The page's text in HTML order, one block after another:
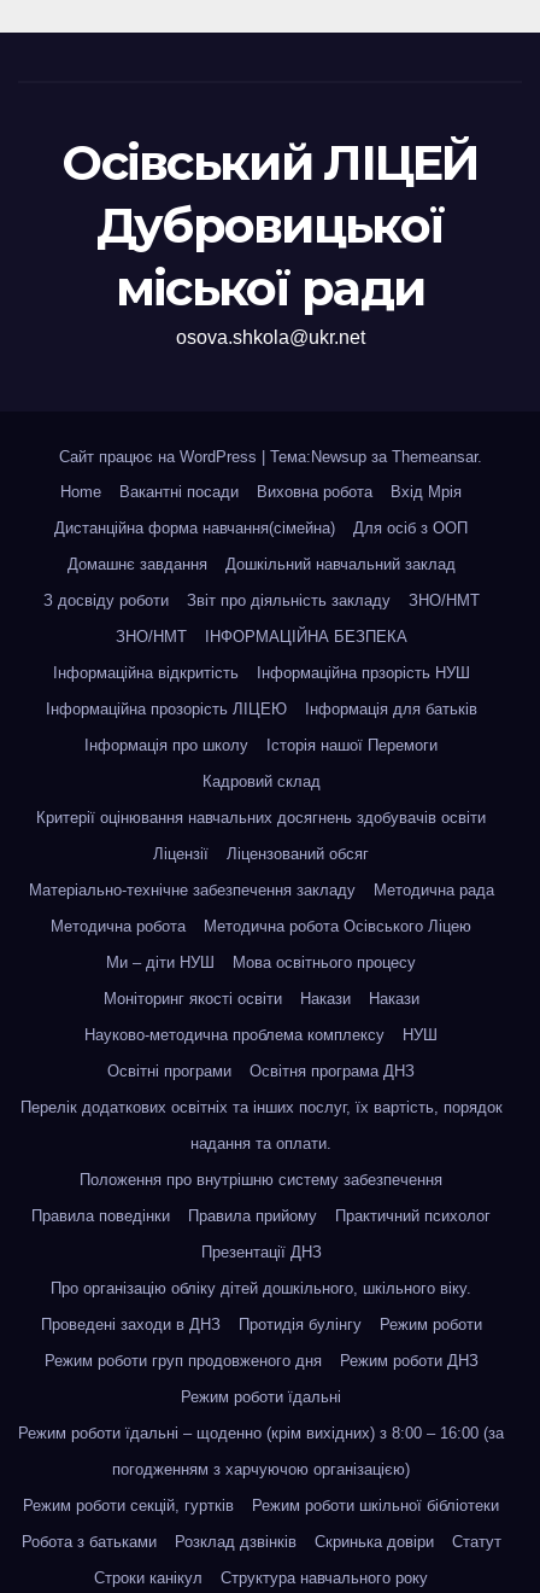
Осівський ЛІЦЕЙ
Дубровицької
міської ради
osova.shkola@ukr.net
Сайт працює на WordPress Тема:Newsup за Themeansar.
Home
Вакантні посади Виховна робота
Вхід Мрія
Дистанційна форма навчання(сімейна)
Для осіб з ООП
Домашнє завдання
Дошкільний навчальний заклад
З досвіду роботи
Звіт про діяльність закладу
ЗНО/НМТ
ЗНО/НМТ
ІНФОРМАЦІЙНА БЕЗПЕКА
Інформаційна відкритість
Інформаційна прзорість НУШ
Інформаційна прозорість ЛІЦЕЮ
Інформація для батьків
Інформація про школу
Історія нашої Перемоги
Кадровий склад
Критерії оцінювання навчальних досягнень здобувачів освіти
Ліцензії
Ліцензований обсяг
Матеріально-технічне забезпечення закладу
Методична рада
Методична робота
Методична робота Осівського Ліцею
Ми – діти НУШ
Мова освітнього процесу
Моніторинг якості освіти
Накази
Накази
Науково-методична проблема комплексу
НУШ
Освітні програми
Освітня програма ДНЗ
Перелік додаткових освітніх та інших послуг, їх вартість, порядок
надання та оплати.
Положення про внутрішню систему забезпечення
Правила поведінки
Правила прийому
Практичний психолог
Презентації ДНЗ
Про організацію обліку дітей дошкільного, шкільного віку.
Проведені заходи в ДНЗ
Протидія булінгу
Режим роботи
Режим роботи груп продовженого дня
Режим роботи ДНЗ
Режим роботи їдальні
Режим роботи їдальні – щоденно (крім вихідних) з 8:00 – 16:00 (за
погодженням з харчуючою організацією)
Режим роботи секцій, гуртків
Режим роботи шкільної бібліотеки
Робота з батьками
Розклад дзвінків Скринька довіри
Статут
Строки канікул
Структура навчального року